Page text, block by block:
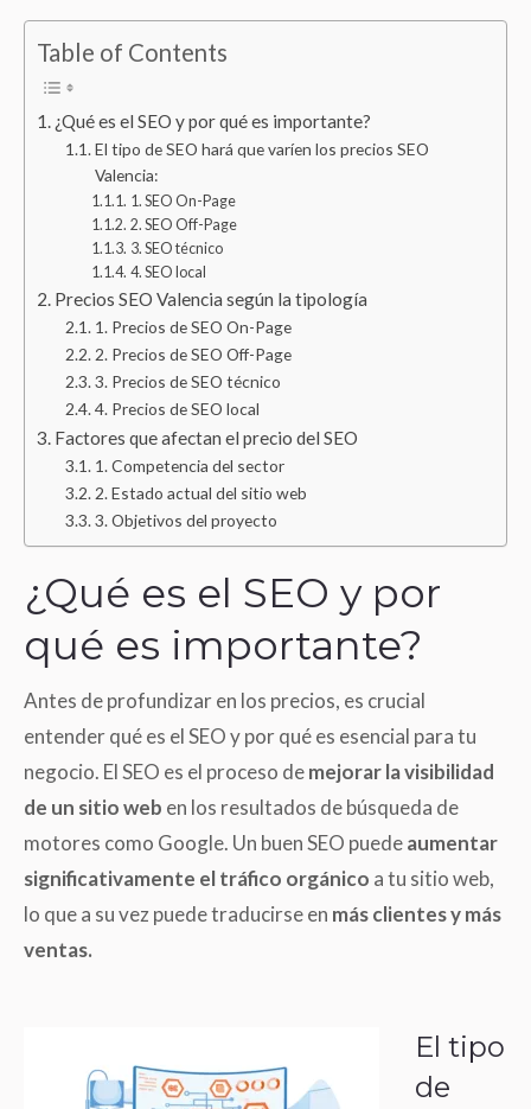
Table of Contents
¿Qué es el SEO y por qué es importante?
El tipo de SEO hará que varíen los precios SEO
Valencia:
1. SEO On-Page
2. SEO Off-Page
3. SEO técnico
4. SEO local
Precios SEO Valencia según la tipología
1. Precios de SEO On-Page
2. Precios de SEO Off-Page
3. Precios de SEO técnico
4. Precios de SEO local
Factores que afectan el precio del SEO
1. Competencia del sector
2. Estado actual del sitio web
3. Objetivos del proyecto
¿Qué es el SEO y por
qué es importante?
Antes de profundizar en los precios, es crucial
entender qué es el SEO y por qué es esencial para tu
negocio. El SEO es el proceso demejorar la visibilidad
de un sitio web en los resultados de búsqueda de
motores como Google. Un buen SEO puedeaumentar
significativamente el tráfico orgánico a tu sitio web,
lo que a su vez puede traducirse en más clientes y más
ventas.
El tipo
de